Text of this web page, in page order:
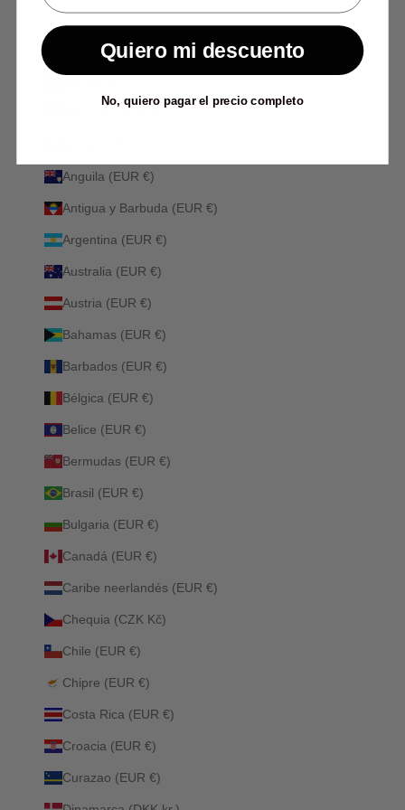
España (EUR €)
País
Anguila (EUR €)
Antigua y Barbuda (EUR €)
Argentina (EUR €)
Australia (EUR €)
Austria (EUR €)
Bahamas (EUR €)
Barbados (EUR €)
Bélgica (EUR €)
Belice (EUR €)
Bermudas (EUR €)
Brasil (EUR €)
Bulgaria (EUR €)
Canadá (EUR €)
Caribe neerlandés (EUR €)
Chequia (CZK Kč)
Chile (EUR €)
Chipre (EUR €)
Costa Rica (EUR €)
Croacia (EUR €)
Curazao (EUR €)
Quiero mi descuento
No, quiero pagar el precio completo